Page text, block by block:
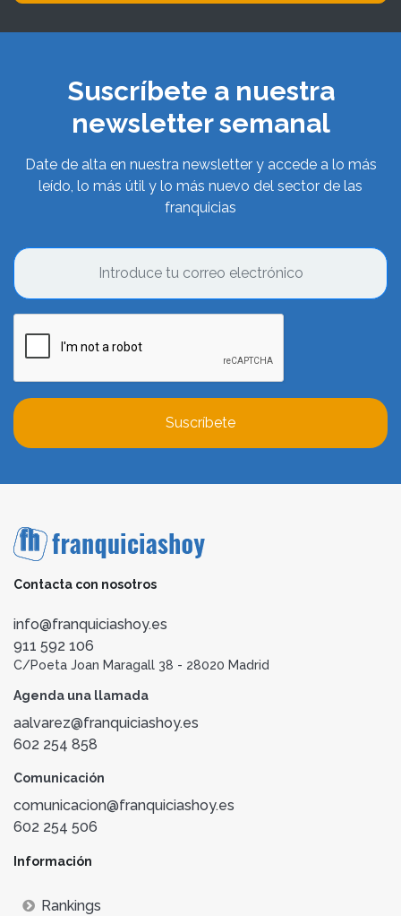
Suscríbete a nuestra
newsletter semanal
Date de alta en nuestra newsletter y accede a lo más
leído, lo más útil y lo más nuevo del sector de las
franquicias
Suscríbete
Contacta con nosotros
info@franquiciashoy.es
911 592 106
C/Poeta Joan Maragall 38 - 28020 Madrid
Agenda una llamada
aalvarez@franquiciashoy.es
602 254 858
Comunicación
comunicacion@franquiciashoy.es
602 254 506
Información
Rankings